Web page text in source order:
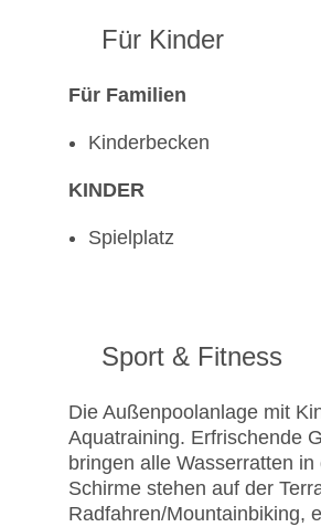
Für Kinder
Für Familien
Kinderbecken
KINDER
Spielplatz
Sport & Fitness
Die Außenpoolanlage mit
Aquatraining. Erfrischende
bringen alle Wasserratten
Schirme stehen auf der
Radfahren/Mountainbiking,